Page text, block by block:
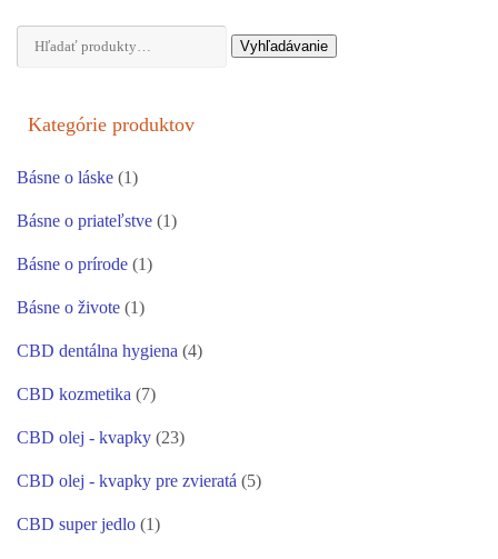
Hľadať: Vyhľadávanie
Kategórie produktov
Básne o láske (1)
Básne o priateľstve (1)
Básne o prírode (1)
Básne o živote (1)
CBD dentálna hygiena (4)
CBD kozmetika (7)
CBD olej - kvapky (23)
CBD olej - kvapky pre zvieratá (5)
CBD super jedlo (1)